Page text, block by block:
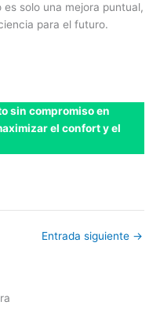
solo una mejora puntual,
para el futuro.
sin compromiso en
el confort y el
Entrada siguiente →